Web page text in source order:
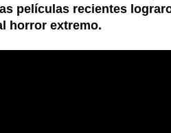
películas recientes
horror extremo.